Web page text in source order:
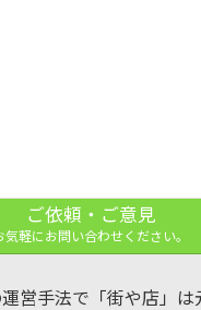
ご依頼・ご意見
気軽にお問い合わせください。
営手法で「街や店」は